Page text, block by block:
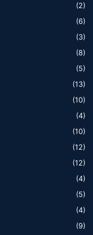
(2)
(6)
(3)
(8)
(5)
(13)
(10)
(4)
(10)
(12)
(12)
(4)
(5)
(4)
(9)